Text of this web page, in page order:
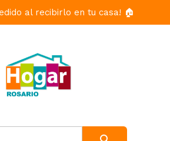
al recibirlo en tu casa! 🏠